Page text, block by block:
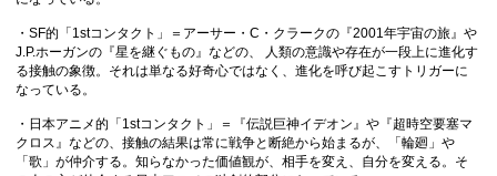
・SF的「1stコンタクト」＝アーサー・C・クラークの『2001年宇宙の旅』や
J.P.ホーガンの『星を継ぐもの』などの、 人類の意識や存在が一段上に進化す
る接触の象徴。それは単なる好奇心ではなく、進化を呼び起こすトリガーに
なっている。
・日本アニメ的「1stコンタクト」＝『伝説巨神イデオン』や『超時空要塞マ
クロス』などの、接触の結果は常に戦争と断絶から始まるが、「輪廻」や
「歌」が仲介する。知らなかった価値観が、相手を変え、自分を変える。そ